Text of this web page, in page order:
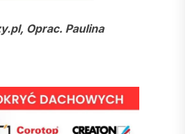
Oprac. Paulina